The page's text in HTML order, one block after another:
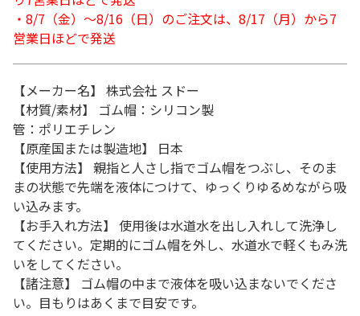
・8/7（金）～8/16（日）のご注文は、8/17（月）から7
営業日ほどで発送
【メーカー名】 株式会社 スドー
【材質/素材】 ゴム帽：シリコン製
管：ポリエチレン
【原産国または製造地】 日本
【使用方法】 親指と人さし指でゴム帽をつぶし、そのま
まの状態で先端を液体につけて、ゆっくりゆるめながら吸
い込みます。
【お手入れ方法】 使用後は水道水を出し入れして洗浄し
てください。定期的にゴム帽を外し、水道水で軽くもみ洗
いをしてください。
【諸注意】 ゴム帽の中まで液体を吸い込まないでくださ
い。目もりはあくまで目安です。